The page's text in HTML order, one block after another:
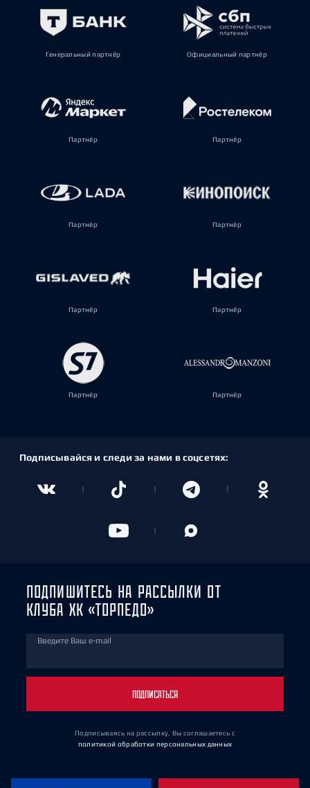
Генеральный партнёр Официальный партнёр
Партнёр Партнёр
Партнёр Партнёр
Партнёр Партнёр
Партнёр Партнёр
Подписывайся и следи за нами в соцсетях:
ПОДПИШИТЕСЬ НА РАССЫЛКИ ОТ
КЛУБА ХК «ТОРПЕДО»
Введите Ваш e-mail
ПОДПИСАТЬСЯ
Подписываясь на рассылку, Вы соглашаетесь с
политикой обработки персональных данных